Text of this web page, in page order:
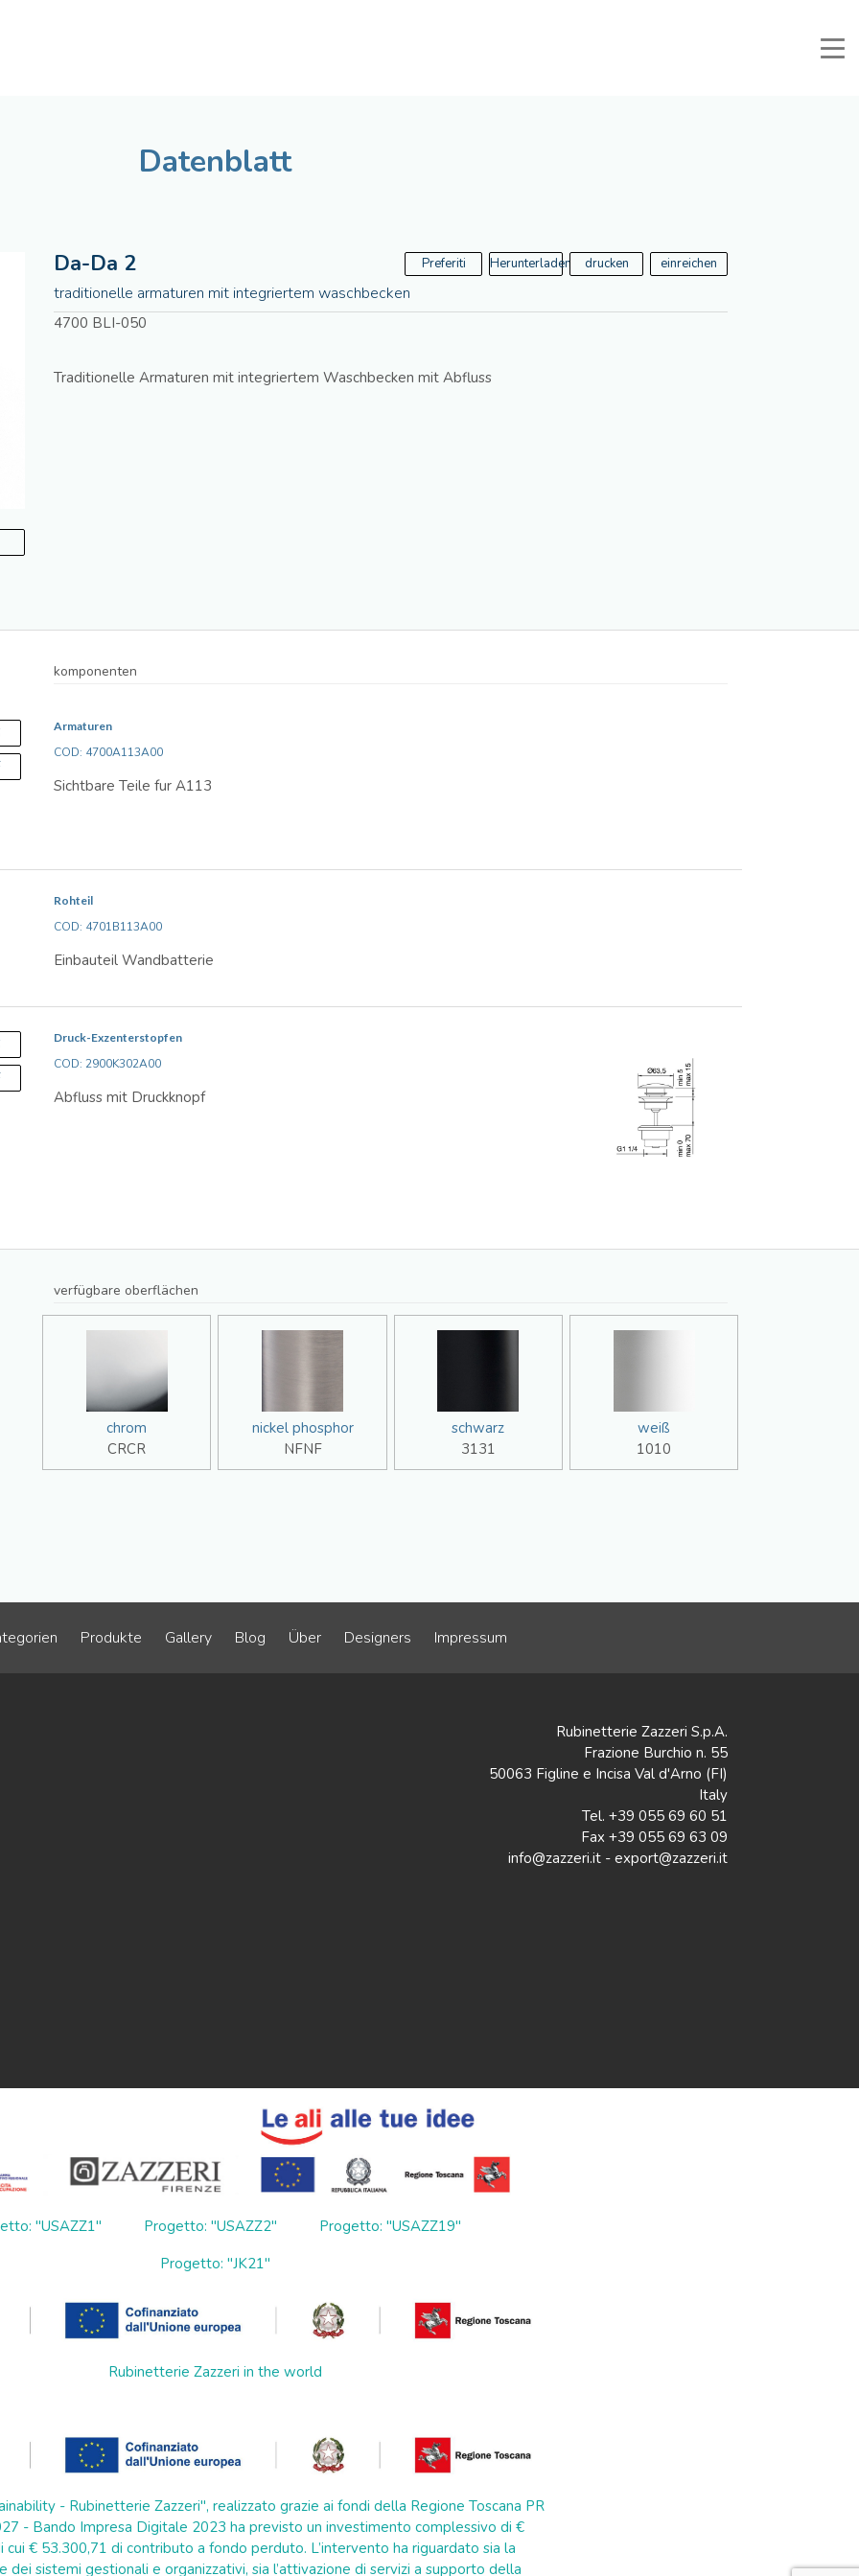
Datenblatt
Da-Da 2 Preferiti Herunterladen drucken einreichen
traditionelle armaturen mit integriertem waschbecken
4700 BLI-050
Traditionelle Armaturen mit integriertem Waschbecken mit Abfluss
komponenten
Armaturen
COD: 4700A113A00
Sichtbare Teile fur A113
Rohteil
COD: 4701B113A00
Einbauteil Wandbatterie
Druck-Exzenterstopfen
COD: 2900K302A00
Abfluss mit Druckknopf
verfügbare oberflächen
chrom
CRCR
nickel phosphor
NFNF
schwarz
3131
weiß
1010
Produkte Gallery Blog Über Designers Impressum
Rubinetterie Zazzeri S.p.A.
Frazione Burchio n. 55
50063 Figline e Incisa Val d'Arno (FI)
Italy
Tel. +39 055 69 60 51
Fax +39 055 69 63 09
info@zazzeri.it - export@zazzeri.it
"USAZZ1" Progetto: "USAZZ2"
Progetto: "USAZZ19"
Progetto: "JK21"
Rubinetterie Zazzeri in the world
- Rubinetterie Zazzeri", realizzato grazie ai fondi della Regione Toscana PR
- Bando Impresa Digitale 2023 ha previsto un investimento complessivo di €
cui € 53.300,71 di contributo a fondo perduto. L’intervento ha riguardato sia la
dei sistemi gestionali e organizzativi, sia l’attivazione di servizi a supporto della